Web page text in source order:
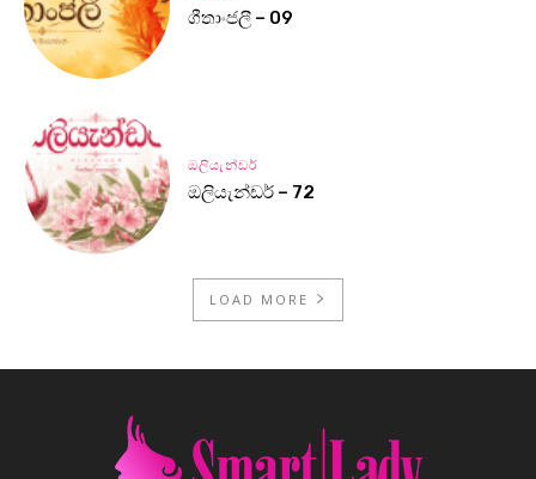
ගීතාංජලී – 09
ඔලියැන්ඩර්
ඔලියැන්ඩර් – 72
LOAD MORE